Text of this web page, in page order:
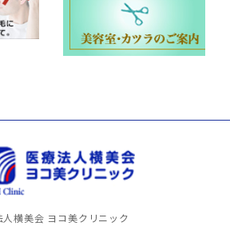
人横美会 ヨコ美クリニック